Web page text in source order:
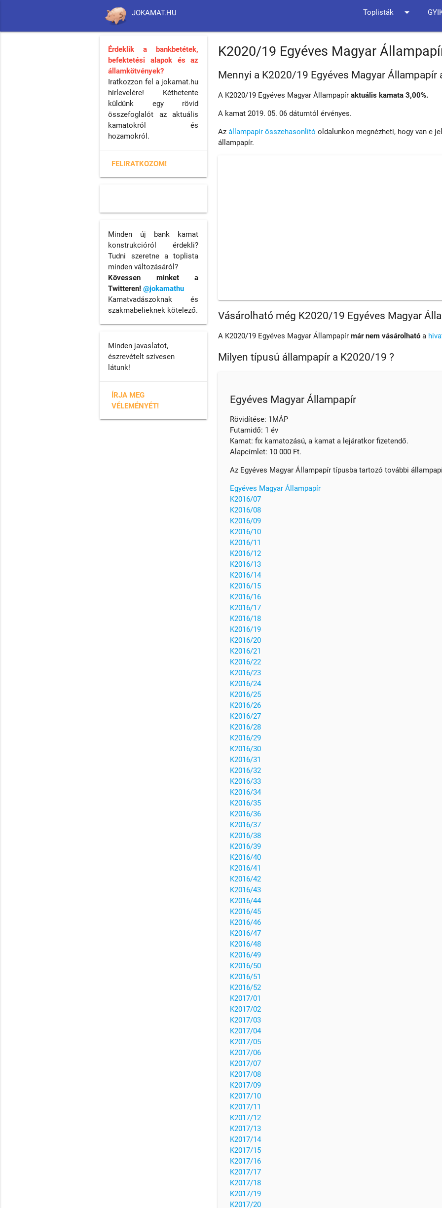
JOKAMAT.HU Toplisták arrow_drop_down
K2020/19 Egyéves Magyar
Mennyi a K2020/19 Egyéves Magyar Állampapír
A K2020/19 Egyéves Magyar Állampapíraktuális kamata 3,00%.
A kamat 2019. 05. 06 dátumtól érvényes.
Azállampapír összehasonlító oldalunkon megnézheti, hogy van e
állampapír.
Vásárolható még K2020/19 Egyéves Magyar
A K2020/19 Egyéves Magyar Állampapírmár nem vásárolható a
Milyen típusú állampapír a K2020/19 ?
Egyéves Magyar Állampapír
Rövidítése: 1MÁP
Futamidő: 1 év
Kamat: fix kamatozású, a kamat a lejáratkor fizetendő.
Alapcímlet: 10 000 Ft.
Az Egyéves Magyar Állampapír típusba tartozó további
Egyéves Magyar Állampapír
K2016/07
K2016/08
K2016/09
K2016/10
K2016/11
K2016/12
K2016/13
K2016/14
K2016/15
K2016/16
K2016/17
K2016/18
K2016/19
K2016/20
K2016/21
K2016/22
K2016/23
K2016/24
K2016/25
K2016/26
K2016/27
K2016/28
K2016/29
K2016/30
K2016/31
K2016/32
K2016/33
K2016/34
K2016/35
K2016/36
K2016/37
K2016/38
K2016/39
K2016/40
K2016/41
K2016/42
K2016/43
K2016/44
K2016/45
K2016/46
K2016/47
K2016/48
K2016/49
K2016/50
K2016/51
K2016/52
K2017/01
K2017/02
K2017/03
K2017/04
K2017/05
K2017/06
K2017/07
K2017/08
K2017/09
K2017/10
K2017/11
K2017/12
K2017/13
K2017/14
K2017/15
K2017/16
K2017/17
K2017/18
K2017/19
K2017/20
Érdeklik a bankbetétek,
befektetési alapok és az
államkötvények?
Iratkozzon fel a jokamat.hu
hírlevelére! Kéthetente
küldünk egy rövid
összefoglalót az aktuális
kamatokról és
hozamokról.
FELIRATKOZOM!
Minden új bank kamat
konstrukcióról érdekli?
Tudni szeretne a toplista
minden változásáról?
Kövessen minket a
Twitteren!@jokamathu
Kamatvadászoknak és
szakmabelieknek kötelező.
Minden javaslatot,
észrevételt szívesen
látunk!
ÍRJA MEG
VÉLEMÉNYÉT!